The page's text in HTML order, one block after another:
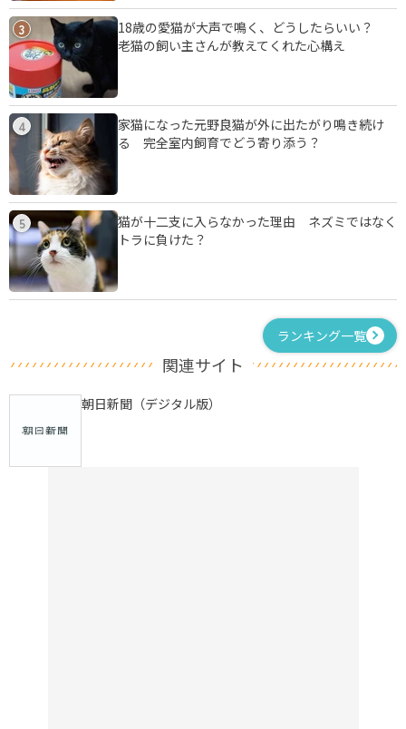
3
18歳の愛猫が大声で鳴く、どうしたらいい？
老猫の飼い主さんが教えてくれた心構え
4
家猫になった元野良猫が外に出たがり鳴き続け
る 完全室内飼育でどう寄り添う？
5
猫が十二支に入らなかった理由 ネズミではなく
トラに負けた？
ランキング一覧
関連サイト
朝日新聞（デジタル版）